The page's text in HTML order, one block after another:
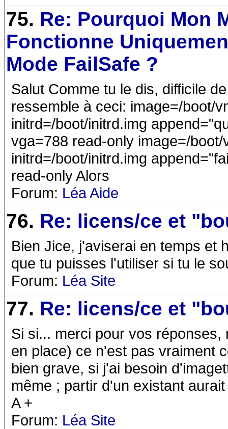
75. Re: Pourquoi Mon
Fonctionne
Mode FailSafe ?
Salut Comme tu le dis, difficile
ressemble à ceci: image=/boot/
initrd=/boot/initrd.img
vga=788 read-only image=/
initrd=/boot/initrd.img
read-only Alors
Forum: Léa Aide
76. Re: licens/ce et
Bien Jice, j'aviserai en temps et
que tu puisses l'utiliser si tu le
Forum: Léa Site
77. Re: licens/ce et
Si si... merci pour vos
en place) ce n'est pas vraiment
bien grave, si j'ai besoin
même ; partir d'un existant
A +
Forum: Léa Site